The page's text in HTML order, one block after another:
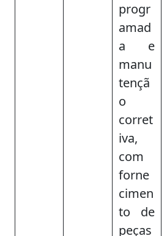
progr
amad
a e
manu
tençã
o
corret
iva,
com
forne
cimen
to de
peças